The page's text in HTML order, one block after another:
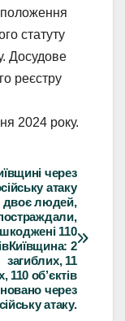
статуту
Досудове
реєстру
2024 року.
через
атаку
двоє людей,
110
2
загиблих, 11
110 об’єктів
через
атаку.